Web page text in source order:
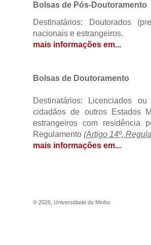
Bolsas de Pós-Doutoramento
Destinatários: Doutorados
nacionais e estrangeiros.
mais informações em...
Bolsas de Doutoramento
Destinatários: Licenciados
cidadãos de outros Estados
estrangeiros com residência
Regulamento (Artigo 14º,
mais informações em...
© 2026 Universidade do Minho